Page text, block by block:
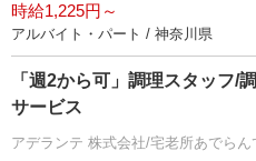
時給1,225円～
アルバイト・パート / 神奈川県
「週2から可」調理スタッフ/
サービス
アデランテ 株式会社/宅老所あでら